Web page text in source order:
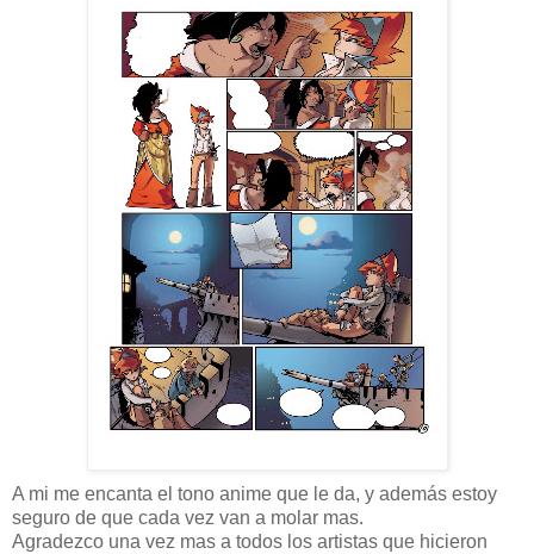
A mi me encanta el tono anime que le da, y además estoy
seguro de que cada vez van a molar mas.
Agradezco una vez mas a todos los artistas que hicieron